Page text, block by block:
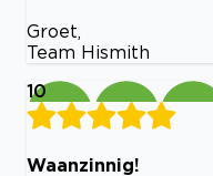
Groet,
Team Hismith
10
Waanzinnig!